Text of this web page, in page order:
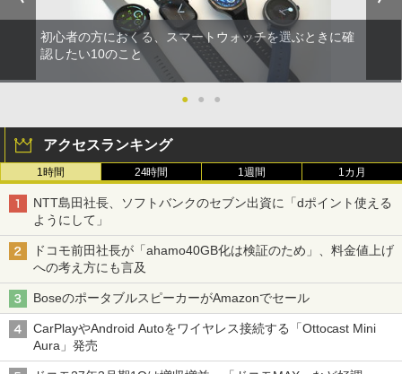
初心者の方におくる、スマートウォッチを選ぶときに確
認したい10のこと
● ● ●
アクセスランキング
1時間 24時間 1週間 1カ月
NTT島田社長、ソフトバンクのセブン出資に「dポイント使える
ようにして」
ドコモ前田社長が「ahamo40GB化は検証のため」、料金値上げ
への考え方にも言及
BoseのポータブルスピーカーがAmazonでセール
CarPlayやAndroid Autoをワイヤレス接続する「Ottocast Mini
Aura」発売